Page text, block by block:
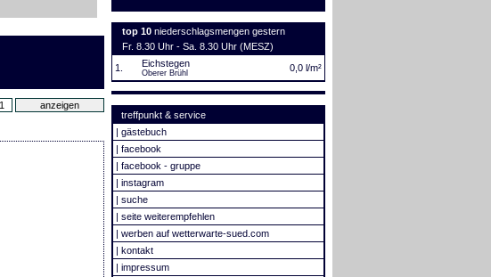
top 10 niederschlagsmengen gestern
Fr. 8.30 Uhr - Sa. 8.30 Uhr (MESZ)
1.
Eichstegen
Oberer Brühl 0,0 l/m²
treffpunkt & service
| gästebuch
| facebook
| facebook - gruppe
| instagram
| suche
| seite weiterempfehlen
| werben auf wetterwarte-sued.com
| kontakt
| impressum